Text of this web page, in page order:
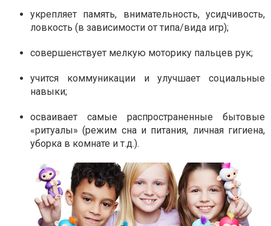
укрепляет память, внимательность, усидчивость,
ловкость (в зависимости от типа/вида игр);
совершенствует мелкую моторику пальцев рук;
учится коммуникации и улучшает социальные
навыки;
осваивает самые распространенные бытовые
«ритуалы» (режим сна и питания, личная гигиена,
уборка в комнате и т.д.).